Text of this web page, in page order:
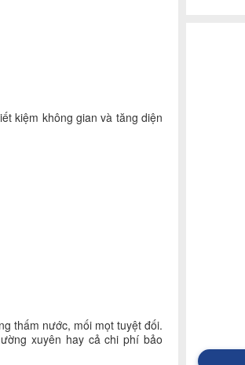
kiệm không gian và tăng diện
thấm nước, mối mọt tuyệt đối.
xuyên hay cả chi phí bảo